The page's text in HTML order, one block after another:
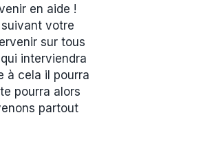
en aide !
votre
sur tous
interviendra
à cela il pourra
pourra alors
partout